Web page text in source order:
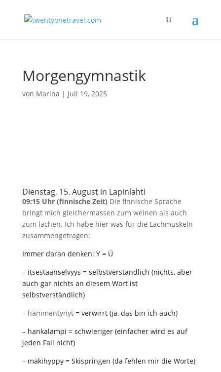
Morgengymnastik
von Marina | Juli 19, 2025
Dienstag, 15. August in Lapinlahti
09:15 Uhr (finnische Zeit) Die finnische Sprache
bringt mich gleichermassen zum weinen als auch
zum lachen. Ich habe hier was für die Lachmuskeln
zusammengetragen:
Immer daran denken: Y = Ü
– itsestäänselvyys = selbstverständlich (nichts, aber
auch gar nichts an diesem Wort ist
selbstverständlich)
– hämmentynyt= verwirrt (ja, das bin ich auch)
– hankalampi = schwieriger (einfacher wird es auf
jeden Fall nicht)
– mäkihyppy = Skispringen (da fehlen mir die Worte)